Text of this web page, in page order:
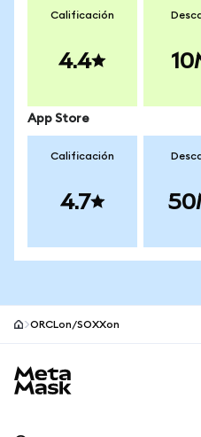
Calificación
4.4
App Store
Calificación
4.7
ORCLon/SOXXon